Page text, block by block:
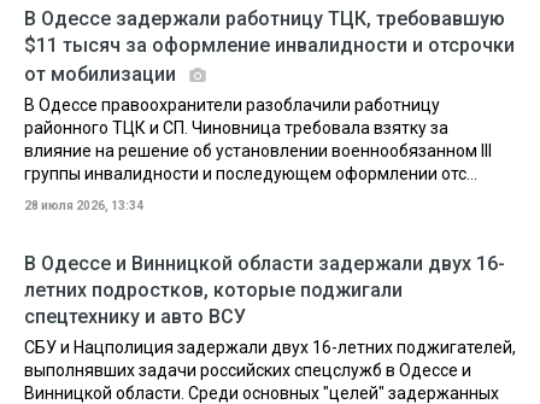
В Одессе задержали работницу ТЦК, требовавшую
$11 тысяч за оформление инвалидности и отсрочки
от мобилизации
В Одессе правоохранители разоблачили работницу
районного ТЦК и СП. Чиновница требовала взятку за
влияние на решение об установлении военнообязанном III
группы инвалидности и последующем оформлении отс...
28 июля 2026, 13:34
В Одессе и Винницкой области задержали двух 16-
летних подростков, которые поджигали
спецтехнику и авто ВСУ
СБУ и Нацполиция задержали двух 16-летних поджигателей,
выполнявших задачи российских спецслужб в Одессе и
Винницкой области. Среди основных "целей" задержанных